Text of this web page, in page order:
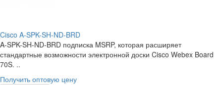
Cisco A-SPK-SH-ND-BRD
A-SPK-SH-ND-BRD подписка MSRP, которая расширяет
стандартные возможности электронной доски Cisco Webex Board
70S. ..
Получить оптовую цену